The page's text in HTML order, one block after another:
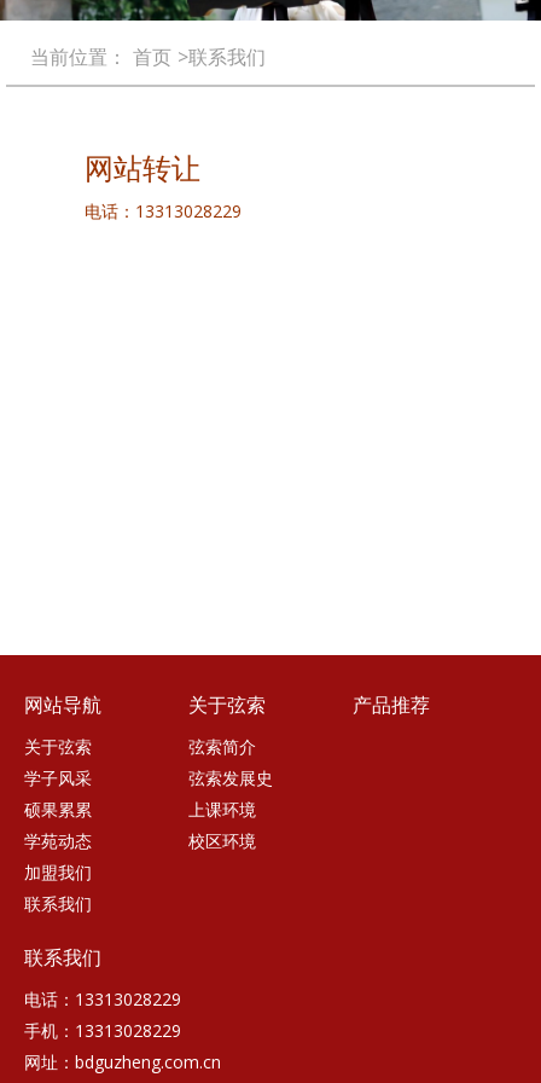
当前位置： 首页 >联系我们
网站转让
电话：13313028229
网站导航
关于弦索
学子风采
硕果累累
学苑动态
加盟我们
联系我们
关于弦索
弦索简介
弦索发展史
上课环境
校区环境
产品推荐
联系我们
电话：13313028229
手机：13313028229
网址：bdguzheng.com.cn